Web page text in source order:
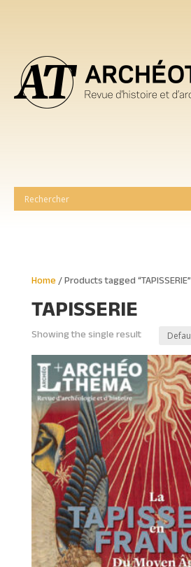
Home / Products tagged “TAPISSERIE”
TAPISSERIE
Showing the single result